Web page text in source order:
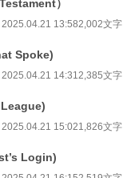
）
2025.04.21 13:582,002文字
Spoke)
2025.04.21 14:312,385文字
2025.04.21 15:021,826文字
Login)